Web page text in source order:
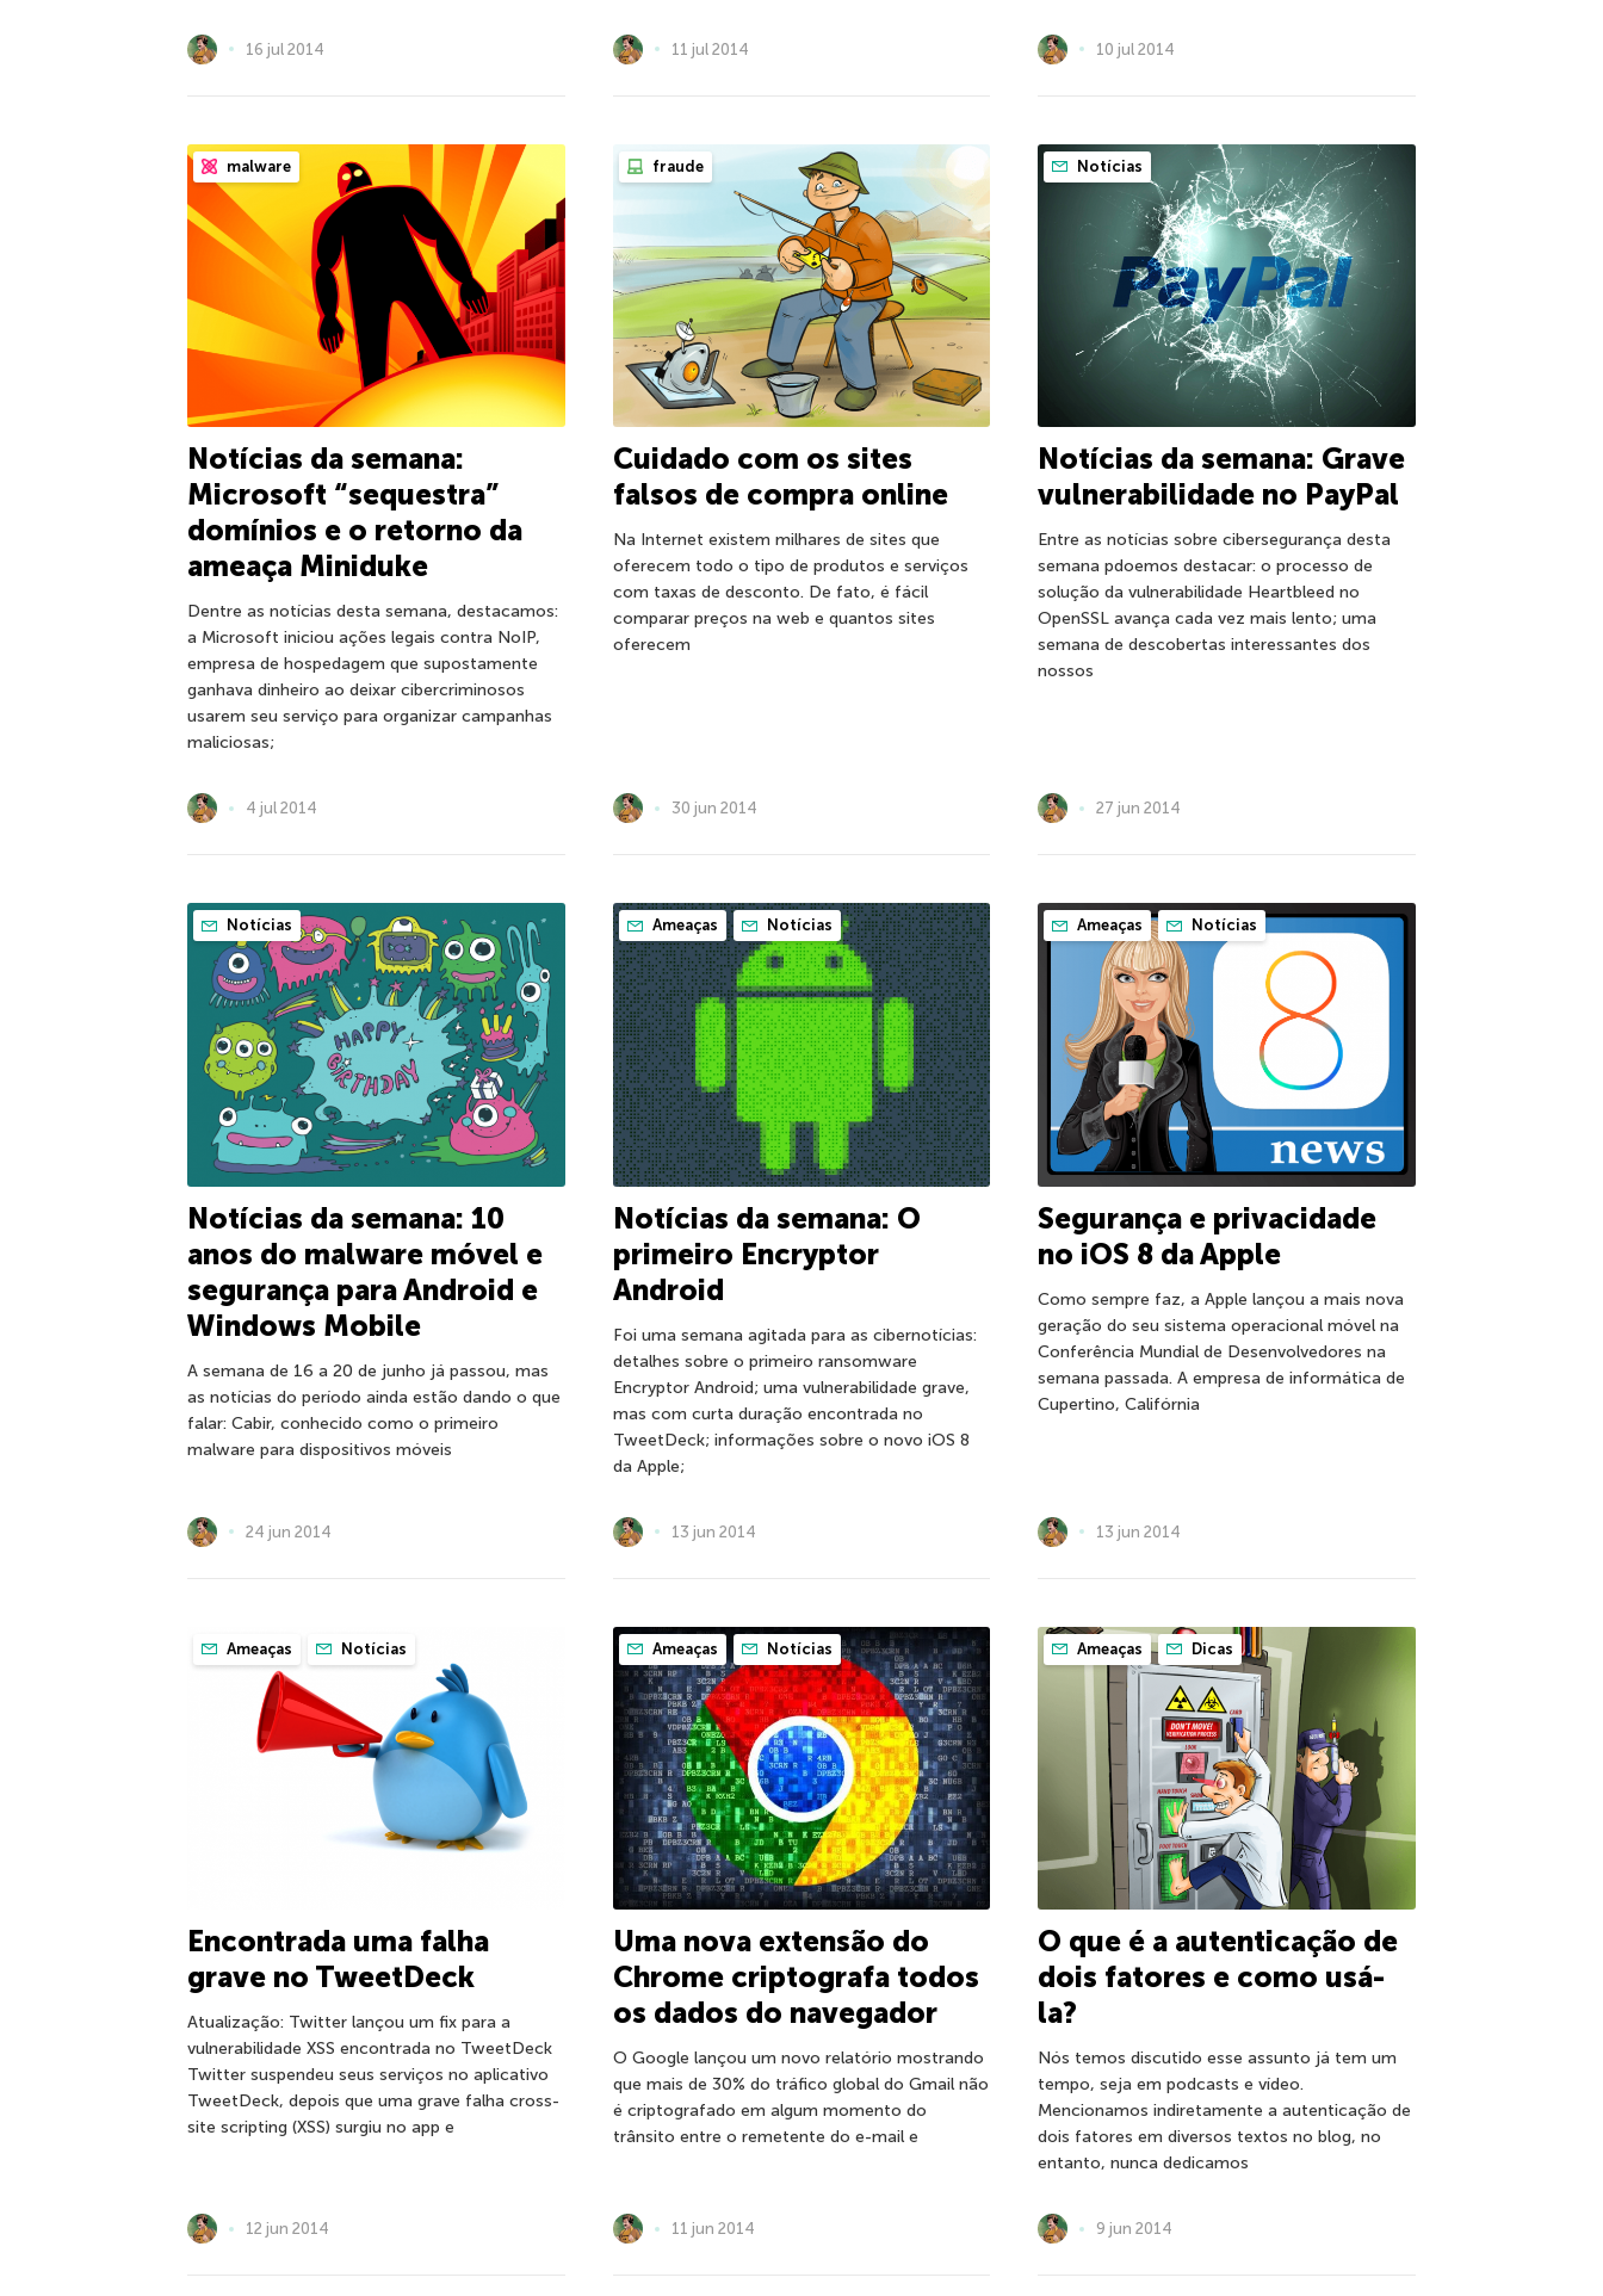
16 jul 2014 11 jul 2014 10 jul 2014
malware
Notícias da semana:
Microsoft “sequestra”
domínios e o retorno da
ameaça Miniduke
Dentre as notícias desta semana, destacamos:
a Microsoft iniciou ações legais contra NoIP,
empresa de hospedagem que supostamente
ganhava dinheiro ao deixar cibercriminosos
usarem seu serviço para organizar campanhas
maliciosas;
4 jul 2014
fraude
Cuidado com os sites
falsos de compra online
Na Internet existem milhares de sites que
oferecem todo o tipo de produtos e serviços
com taxas de desconto. De fato, é fácil
comparar preços na web e quantos sites
oferecem
30 jun 2014
Notícias
Notícias da semana: Grave
vulnerabilidade no PayPal
Entre as notícias sobre cibersegurança desta
semana pdoemos destacar: o processo de
solução da vulnerabilidade Heartbleed no
OpenSSL avança cada vez mais lento; uma
semana de descobertas interessantes dos
nossos
27 jun 2014
Notícias
Notícias da semana: 10
anos do malware móvel e
segurança para Android e
Windows Mobile
A semana de 16 a 20 de junho já passou, mas
as notícias do período ainda estão dando o que
falar: Cabir, conhecido como o primeiro
malware para dispositivos móveis
24 jun 2014
Ameaças Notícias
Notícias da semana: O
primeiro Encryptor
Android
Foi uma semana agitada para as cibernotícias:
detalhes sobre o primeiro ransomware
Encryptor Android; uma vulnerabilidade grave,
mas com curta duração encontrada no
TweetDeck; informações sobre o novo iOS 8
da Apple;
13 jun 2014
Ameaças Notícias
Segurança e privacidade
no iOS 8 da Apple
Como sempre faz, a Apple lançou a mais nova
geração do seu sistema operacional móvel na
Conferência Mundial de Desenvolvedores na
semana passada. A empresa de informática de
Cupertino, Califórnia
13 jun 2014
Ameaças Notícias
Encontrada uma falha
grave no TweetDeck
Atualização: Twitter lançou um fix para a
vulnerabilidade XSS encontrada no TweetDeck
Twitter suspendeu seus serviços no aplicativo
TweetDeck, depois que uma grave falha cross-
site scripting (XSS) surgiu no app e
12 jun 2014
Ameaças Notícias
Uma nova extensão do
Chrome criptografa todos
os dados do navegador
O Google lançou um novo relatório mostrando
que mais de 30% do tráfico global do Gmail não
é criptografado em algum momento do
trânsito entre o remetente do e-mail e
11 jun 2014
Ameaças Dicas
O que é a autenticação de
dois fatores e como usá-
la?
Nós temos discutido esse assunto já tem um
tempo, seja em podcasts e vídeo.
Mencionamos indiretamente a autenticação de
dois fatores em diversos textos no blog, no
entanto, nunca dedicamos
9 jun 2014